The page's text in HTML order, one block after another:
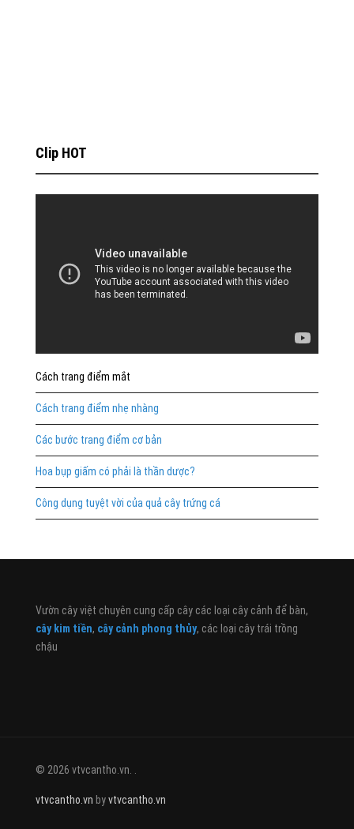
Clip HOT
Cách trang điểm mắt
Cách trang điểm nhẹ nhàng
Các bước trang điểm cơ bản
Hoa bụp giấm có phải là thần dược?
Công dụng tuyệt vời của quả cây trứng cá
Vườn cây việt chuyên cung cấp cây các loại cây cảnh để bàn,
cây kim tiền, cây cảnh phong thủy, các loại cây trái trồng
chậu
© 2026 vtvcantho.vn. .
vtvcantho.vn byvtvcantho.vn